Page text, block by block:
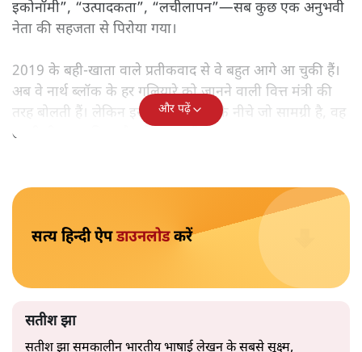
मोदी सरकार का बजट 2026 बड़े बदलाव का वादा करता दिखता है,
लेकिन क्या वह देहलीज़ पार कर पाया? नीतिगत झिझक, अधूरे सुधार
और ठहरे फैसलों के बीच बजट की आलोचनात्मक समीक्षा पढ़िए।
निर्मला सीतारमण जब 1 फ़रवरी
2026 को अपना नौवाँ केंद्रीय
बजट पेश करने उठीं तो वे आसानी से रिकॉर्ड बुक में दर्ज हो गईं।
लेकिन उसके बाद जो आया, उसने साफ़ दिखा दिया कि बिना
नएपन के सिर्फ़ सहनशक्ति कितनी दूर तक ले जा सकती है।
एक ऐसे व्यक्ति की तरह बहता गया जो बजट‑दिवस की पूरी रस्में
कंठस्थ कर चुका हो। नारे वही पुराने—“विकसित भारत”, “ऑरेंज